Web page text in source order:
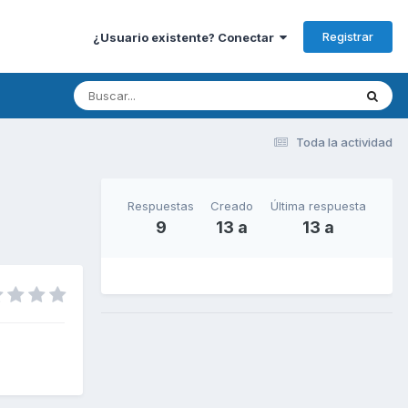
¿Usuario existente? Conectar Registrar
Toda la actividad
Respuestas
9
Creado
13 a
Última respuesta
13 a